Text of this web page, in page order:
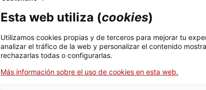
18379 Dècada de
Esta web utiliza (cookies)
Utilizamos cookies propias y de terceros para mejorar tu
analizar el tráfico de la web y personalizar el contenido
rechazarlas todas o configurarlas.
Más información sobre el uso de cookies en esta web.